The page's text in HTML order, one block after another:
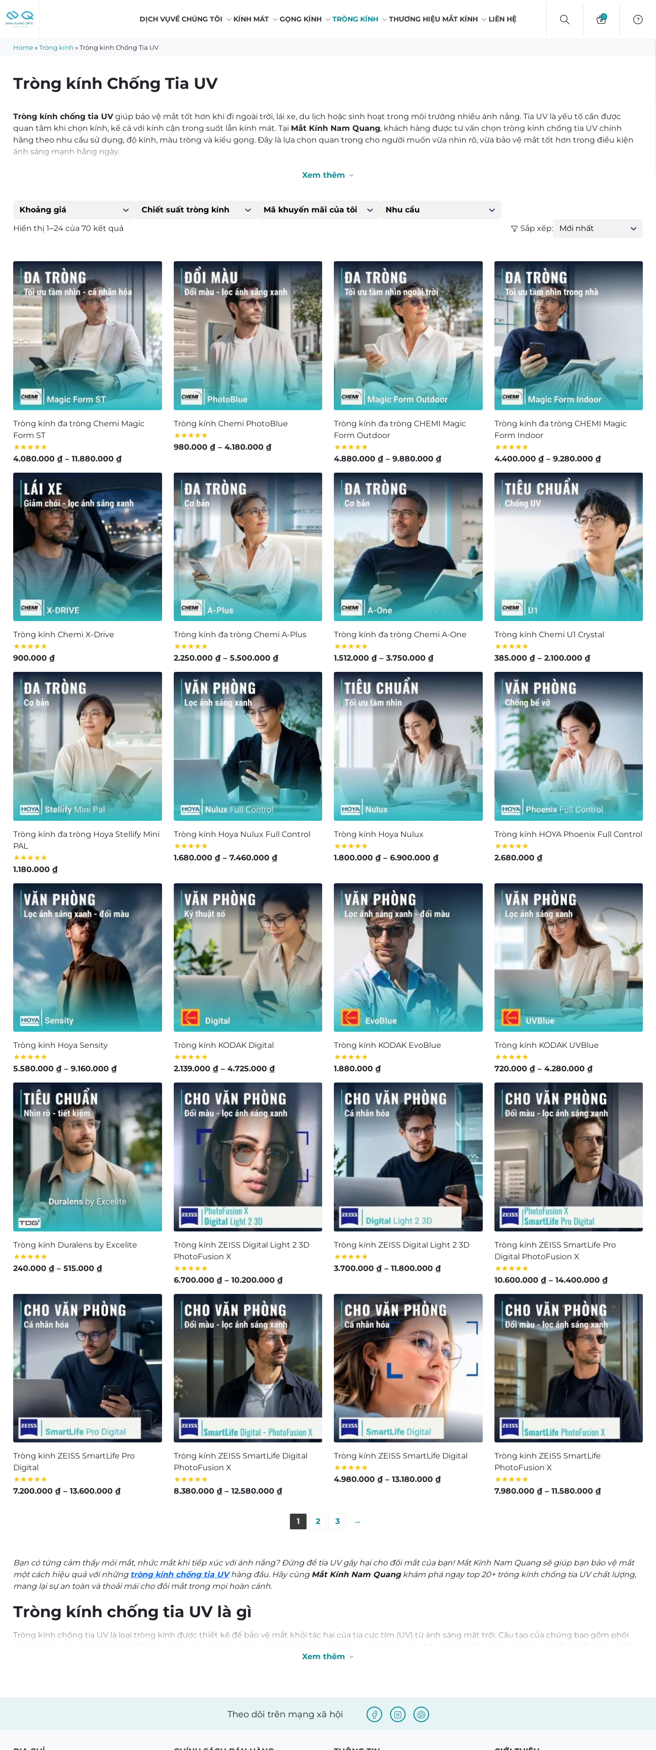
to
content
DỊCH VỤVỀ CHÚNG TÔI KÍNH MÁT GỌNG KÍNH TRÒNG KÍNH THƯƠNG HIỆU MẮT KÍNH LIÊN HỆ 0
Home»Tròng kính »Tròng kính Chống Tia UV
Tròng kính Chống Tia UV
Tròng kính chống tia UV giúp bảo vệ mắt tốt hơn khi đi ngoài trời, lái xe, du lịch hoặc sinh hoạt trong môi trường nhiều ánh nắng. Tia UV là yếu tố cần được
quan tâm khi chọn kính, kể cả với kính cận trong suốt lẫn kính mát. Tại Mắt Kính Nam Quang, khách hàng được tư vấn chọn tròng kính chống tia UV chính
hãng theo nhu cầu sử dụng, độ kính, màu tròng và kiểu gọng. Đây là lựa chọn quan trọng cho người muốn vừa nhìn rõ, vừa bảo vệ mắt tốt hơn trong điều kiện
ánh sáng mạnh hằng ngày.
Xem thêm
Hiển thị 1–24 của 70 kết quả
theo
mới
nhất
Sắp xếp:
Tròng kính đa tròng Chemi Magic
Form ST
★★★★★
4.080.000 ₫ – 11.880.000 ₫Khoảng
4.080.000 ₫
đến
11.880.000 ₫
Tròng kính Chemi PhotoBlue
★★★★★
980.000 ₫ – 4.180.000 ₫Khoảng
980.000 ₫
4.180.000 ₫
Tròng kính đa tròng CHEMI Magic
Form Outdoor
★★★★★
4.880.000 ₫ – 9.880.000 ₫Khoảng
từ
4.880.000 ₫
đến
9.880.000 ₫
Tròng kính đa tròng CHEMI Magic
Form Indoor
★★★★★
4.400.000 ₫ – 9.280.000 ₫Khoảng
từ
4.400.000 ₫
đến
9.280.000 ₫
Tròng kính Chemi X-Drive
★★★★★
900.000 ₫
Tròng kính đa tròng Chemi A-Plus
★★★★★
2.250.000 ₫ – 5.500.000 ₫Khoảng
từ
2.250.000 ₫
đến
5.500.000 ₫
Tròng kính đa tròng Chemi A-One
★★★★★
1.512.000 ₫ – 3.750.000 ₫Khoảng
1.512.000 ₫
đến
3.750.000 ₫
Tròng kính Chemi U1 Crystal
★★★★★
385.000 ₫ – 2.100.000 ₫Khoảng
385.000 ₫
đến
2.100.000 ₫
Tròng kính đa tròng Hoya Stellify Mini
PAL
★★★★★
1.180.000 ₫
Tròng kính Hoya Nulux Full Control
★★★★★
1.680.000 ₫ – 7.460.000 ₫Khoảng
1.680.000 ₫
đến
7.460.000 ₫
Tròng kính Hoya Nulux
★★★★★
1.800.000 ₫ – 6.900.000 ₫Khoảng
6.900.000 ₫
Tròng kính HOYA Phoenix Full Control
★★★★★
2.680.000 ₫
Tròng kính Hoya Sensity
★★★★★
5.580.000 ₫ – 9.160.000 ₫Khoảng
từ
5.580.000 ₫
đến
9.160.000 ₫
Tròng kính KODAK Digital
★★★★★
2.139.000 ₫ – 4.725.000 ₫Khoảng
từ
2.139.000 ₫
đến
4.725.000 ₫
Tròng kính KODAK EvoBlue
★★★★★
1.880.000 ₫
Tròng kính KODAK UVBlue
★★★★★
720.000 ₫ – 4.280.000 ₫Khoảng
từ
720.000 ₫
đến
4.280.000 ₫
Tròng kính Duralens by Excelite
★★★★★
240.000 ₫ – 515.000 ₫Khoảng
240.000 ₫
đến
515.000 ₫
Tròng kính ZEISS Digital Light 2 3D
PhotoFusion X
★★★★★
6.700.000 ₫ – 10.200.000 ₫Khoảng
từ
6.700.000 ₫
đến
10.200.000 ₫
Tròng kính ZEISS Digital Light 2 3D
★★★★★
3.700.000 ₫ – 11.800.000 ₫Khoảng
3.700.000 ₫
đến
11.800.000 ₫
Tròng kính ZEISS SmartLife Pro
Digital PhotoFusion X
★★★★★
10.600.000 ₫ – 14.400.000 ₫Khoảng
10.600.000
đến
14.400.000
Tròng kính ZEISS SmartLife Pro
Digital
★★★★★
7.200.000 ₫ – 13.600.000 ₫Khoảng
Tròng kính ZEISS SmartLife Digital
PhotoFusion X
★★★★★
8.380.000 ₫ – 12.580.000 ₫Khoảng
từ
8.380.000 ₫
Tròng kính ZEISS SmartLife Digital
★★★★★
4.980.000 ₫ – 13.180.000 ₫Khoảng
Tròng kính ZEISS SmartLife
PhotoFusion X
★★★★★
7.980.000 ₫ – 11.580.000 ₫Khoảng
1 2 3 →
Bạn có từng cảm thấy mỏi mắt, nhức mắt khi tiếp xúc với ánh nắng? Đừng để tia UV gây hại cho đôi mắt của bạn! Mắt Kính Nam Quang sẽ giúp bạn bảo vệ mắt
một cách hiệu quả với những tròng kính chống tia UVhàng đầu. Hãy cùng Mắt Kính Nam Quangkhám phá ngay top 20+ tròng kính chống tia UV chất lượng,
mang lại sự an toàn và thoải mái cho đôi mắt trong mọi hoàn cảnh.
Tròng kính chống tia UV là gì
Tròng kính chống tia UV là loại tròng kính được thiết kế để bảo vệ mắt khỏi tác hại của tia cực tím (UV) từ ánh sáng mặt trời. Cấu tạo của chúng bao gồm phôi
kính và lớp váng phủ chống tia UV. Lớp váng này có chức năng chính là hấp thụ và phản xạ tia UV, ngăn chặn chúng tiếp xúc trực tiếp với mắt, từ đó giảm thiểu
các vấn đề về mắt như đục thủy tinh thể, thoái hóa điểm vàng, và các bệnh về da quanh mắt.
Xem thêm
Theo dõi trên mạng xã hội